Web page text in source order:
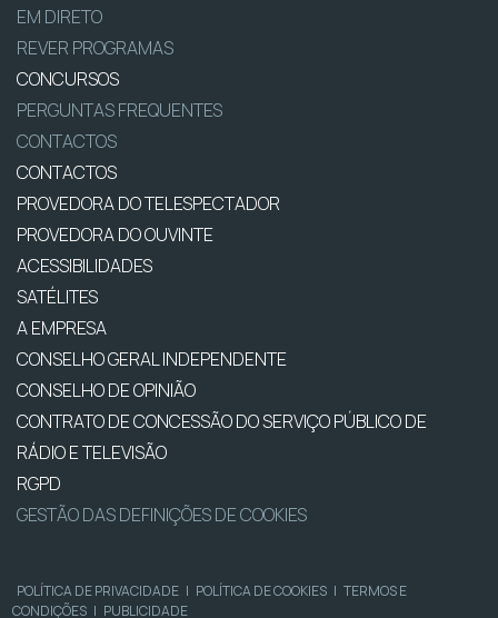
EM DIRETO
REVER PROGRAMAS
CONCURSOS
PERGUNTAS FREQUENTES
CONTACTOS
CONTACTOS
PROVEDORA DO TELESPECTADOR
PROVEDORA DO OUVINTE
ACESSIBILIDADES
SATÉLITES
A EMPRESA
CONSELHO GERAL INDEPENDENTE
CONSELHO DE OPINIÃO
CONTRATO DE CONCESSÃO DO SERVIÇO PÚBLICO DE
RÁDIO E TELEVISÃO
RGPD
GESTÃO DAS DEFINIÇÕES DE COOKIES
POLÍTICA DE PRIVACIDADE | POLÍTICA DE COOKIES | TERMOS E
CONDIÇÕES | PUBLICIDADE